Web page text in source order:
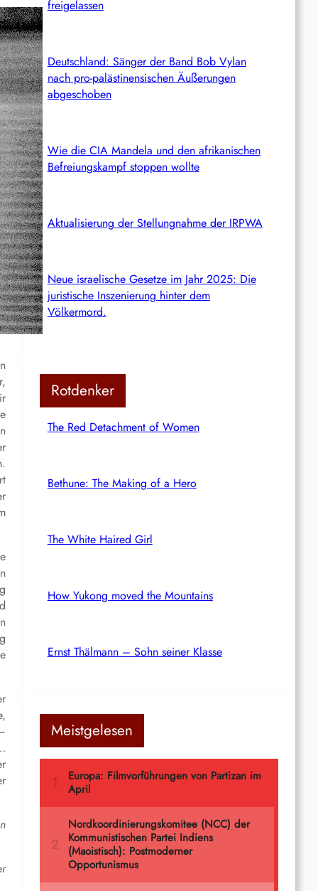
freigelassen
Deutschland: Sänger der Band Bob Vylan
nach pro-palästinensischen Äußerungen
abgeschoben
Wie die CIA Mandela und den afrikanischen
Befreiungskampf stoppen wollte
Aktualisierung der Stellungnahme der IRPWA
Neue israelische Gesetze im Jahr 2025: Die
juristische Inszenierung hinter dem
Völkermord.
Rotdenker
The Red Detachment of Women
Bethune: The Making of a Hero
The White Haired Girl
How Yukong moved the Mountains
Ernst Thälmann – Sohn seiner Klasse
Meistgelesen